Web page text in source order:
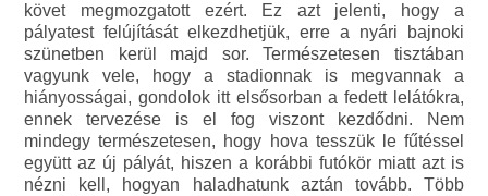
követ megmozgatott ezért. Ez azt jelenti, hogy a
pályatest felújítását elkezdhetjük, erre a nyári bajnoki
szünetben kerül majd sor. Természetesen tisztában
vagyunk vele, hogy a stadionnak is megvannak a
hiányosságai, gondolok itt elsősorban a fedett lelátókra,
ennek tervezése is el fog viszont kezdődni. Nem
mindegy természetesen, hogy hova tesszük le fűtéssel
együtt az új pályát, hiszen a korábbi futókör miatt azt is
nézni kell, hogyan haladhatunk aztán tovább. Több